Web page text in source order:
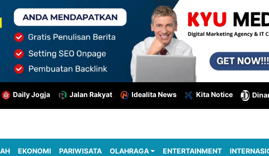
Daily Jogja Jalan Rakyat Idealita News Kita Notice
EKONOMI PARIWISATA OLAHRAGA ENTERTAINMENT